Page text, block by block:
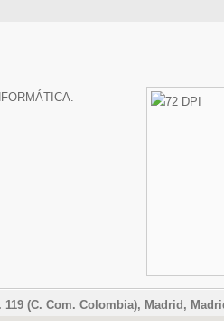
119 (C. Com. Colombia), Madrid,